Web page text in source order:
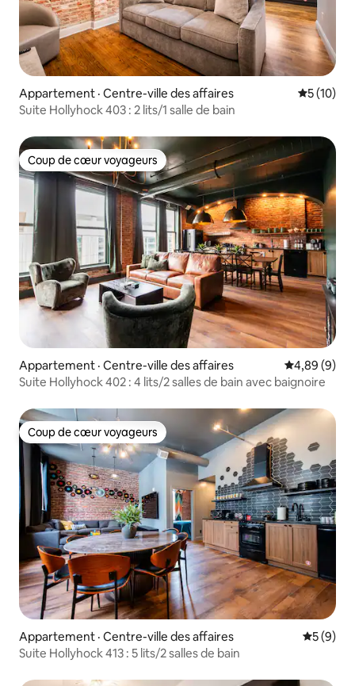
Appartement · Centre-ville des affaires Note
5 (10)
Suite Hollyhock 403 : 2 lits/1 salle de bain
Coup de cœur voyageurs
Coup de cœur voyageurs
Appartement · Centre-ville des affaires Note
4,89 (9)
Suite Hollyhock 402 : 4 lits/2 salles de bain avec baignoire
Coup de cœur voyageurs
Coup de cœur voyageurs
Appartement · Centre-ville des affaires Note
5 (9)
Suite Hollyhock 413 : 5 lits/2 salles de bain